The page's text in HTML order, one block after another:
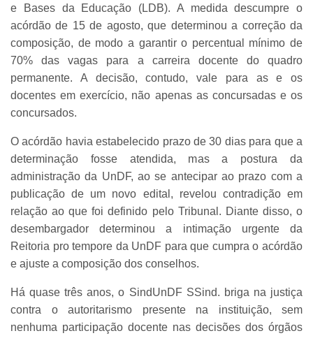
e Bases da Educação (LDB). A medida descumpre o
acórdão de 15 de agosto, que determinou a correção da
composição, de modo a garantir o percentual mínimo de
70% das vagas para a carreira docente do quadro
permanente. A decisão, contudo, vale para as e os
docentes em exercício, não apenas as concursadas e os
concursados.
O acórdão havia estabelecido prazo de 30 dias para que a
determinação fosse atendida, mas a postura da
administração da UnDF, ao se antecipar ao prazo com a
publicação de um novo edital, revelou contradição em
relação ao que foi definido pelo Tribunal. Diante disso, o
desembargador determinou a intimação urgente da
Reitoria pro tempore da UnDF para que cumpra o acórdão
e ajuste a composição dos conselhos.
Há quase três anos, o SindUnDF SSind. briga na justiça
contra o autoritarismo presente na instituição, sem
nenhuma participação docente nas decisões dos órgãos